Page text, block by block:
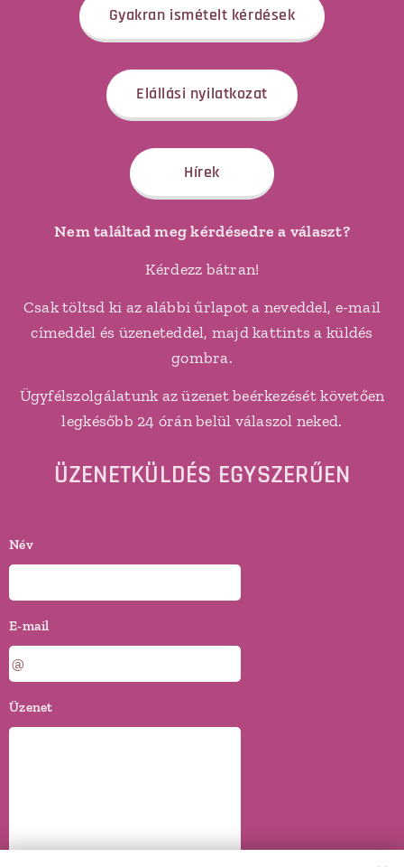
Gyakran ismételt kérdések
Elállási nyilatkozat
Hírek
Nem találtad meg kérdésedre a választ?
Kérdezz bátran!
Csak töltsd ki az alábbi űrlapot a neveddel, e-mail
címeddel és üzeneteddel, majd kattints a küldés
gombra.
Ügyfélszolgálatunk az üzenet beérkezését követően
legkésőbb 24 órán belül válaszol neked.
ÜZENETKÜLDÉS EGYSZERŰEN
Név
E-mail
Üzenet